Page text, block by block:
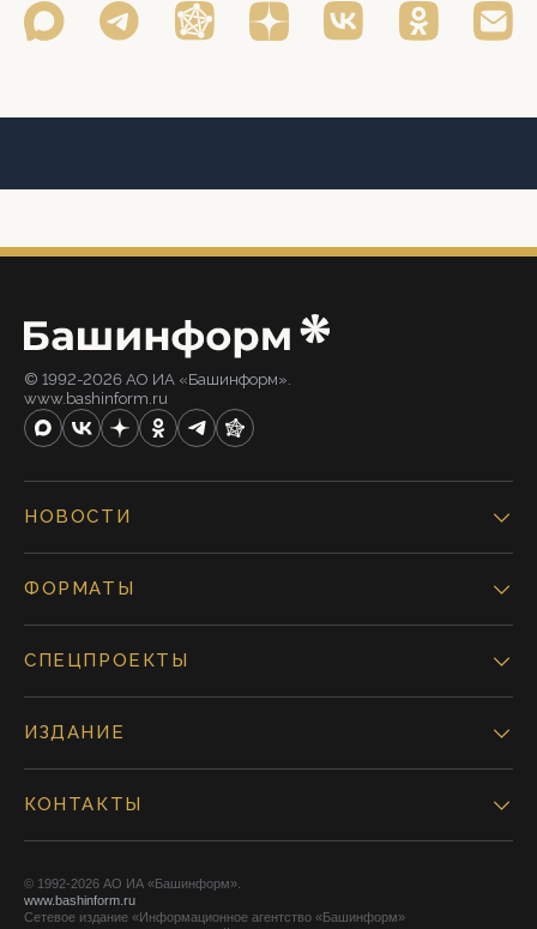
© 1992-2026 АО ИА «Башинформ».
www.bashinform.ru
НОВОСТИ
ФОРМАТЫ
СПЕЦПРОЕКТЫ
ИЗДАНИЕ
КОНТАКТЫ
© 1992-2026 АО ИА «Башинформ».
www.bashinform.ru
Сетевое издание «Информационное агентство «Башинформ»